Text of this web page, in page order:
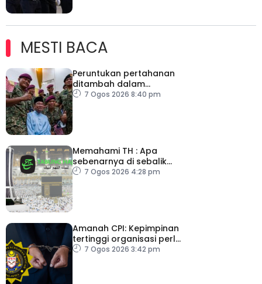
MESTI BACA
Peruntukan pertahanan
ditambah dalam
Belanjawan 2027
7 Ogos 2026 8:40 pm
Memahami TH : Apa
sebenarnya di sebalik
angka
7 Ogos 2026 4:28 pm
Amanah CPI: Kepimpinan
tertinggi organisasi perlu
pacu reformasi radikal
7 Ogos 2026 3:42 pm